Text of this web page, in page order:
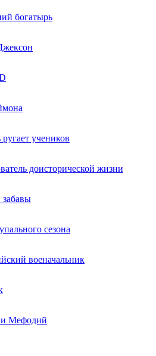
богатырь
учеников
доисторической жизни
сезона
военачальник
Мефодий